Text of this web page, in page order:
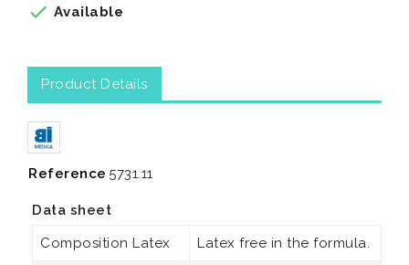
 Available
Product Details
Reference 5731.11
Data sheet
Composition Latex
Latex free in the formula.